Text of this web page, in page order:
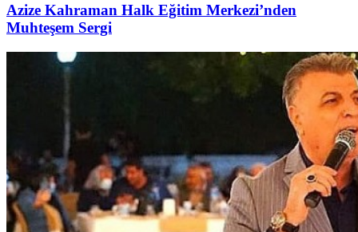
Azize Kahraman Halk Eğitim Merkezi’nden
Muhteşem Sergi